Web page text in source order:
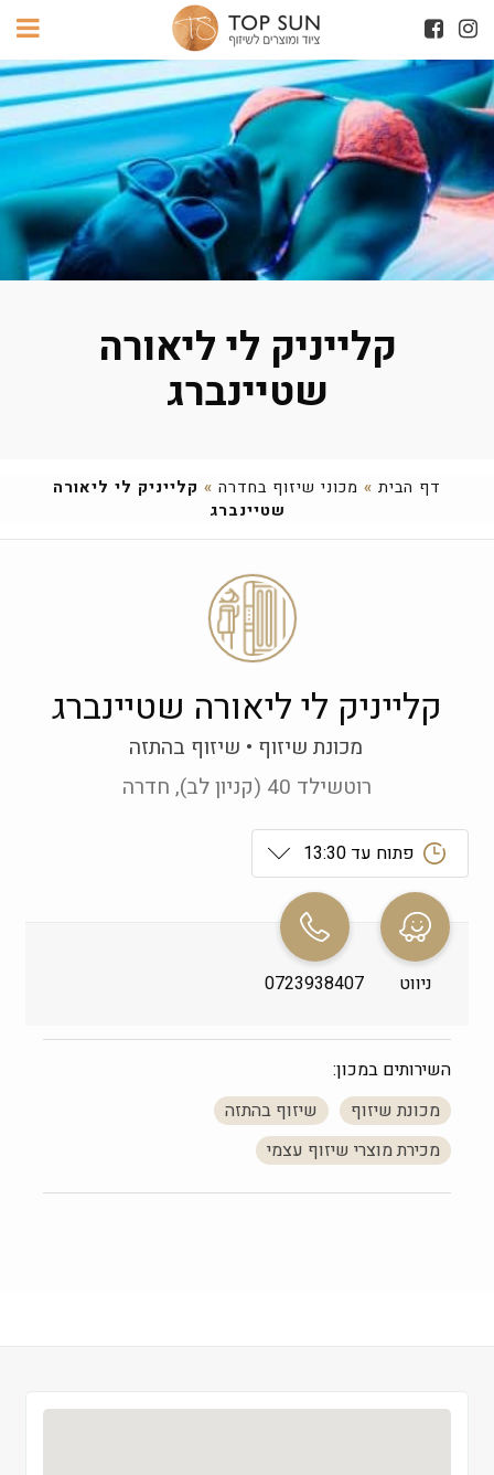
קלייניק לי ליאורה
שטיינברג
דף הבית » מכוני שיזוף בחדרה » קלייניק לי ליאורה
שטיינברג
קלייניק לי ליאורה שטיינברג
מכונת שיזוף
שיזוף בהתזה
רוטשילד 40 (קניון לב), חדרה
פתוח עד 13:30
ראשון
שני
09:00-21:00
שלישי
רביעי
09:00-21:00
חמישי 09:00-21:00
שישי
שבת
סגור
ניווט 0723938407
השירותים במכון:
מכונת שיזוף
שיזוף בהתזה
מכירת מוצרי שיזוף עצמי